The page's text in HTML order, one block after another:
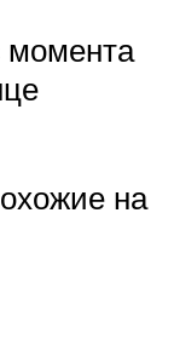
момента
на